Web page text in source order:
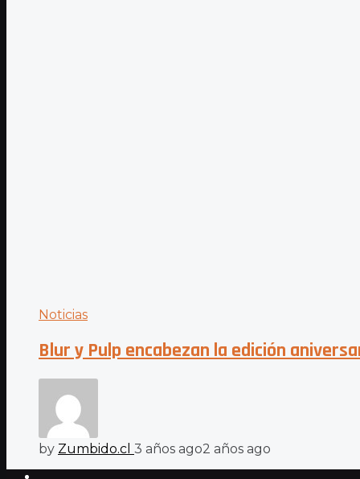
Noticias
Blur y Pulp encabezan la edición
by Zumbido.cl 3 años ago2 años ago